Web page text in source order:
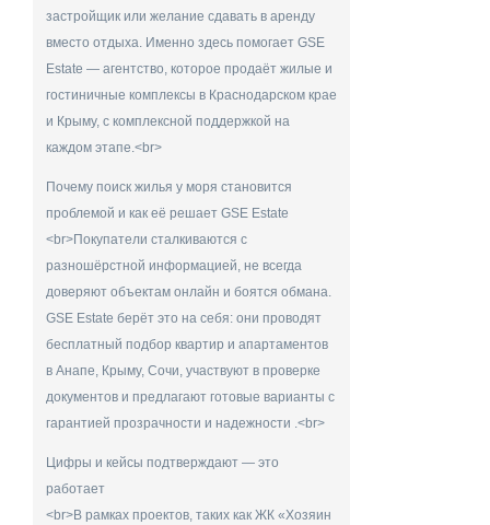
застройщик или желание сдавать в аренду
вместо отдыха. Именно здесь помогает GSE
Estate — агентство, которое продаёт жилые и
гостиничные комплексы в Краснодарском крае
и Крыму, с комплексной поддержкой на
каждом этапе.<br>
Почему поиск жилья у моря становится
проблемой и как её решает GSE Estate
<br>Покупатели сталкиваются с
разношёрстной информацией, не всегда
доверяют объектам онлайн и боятся обмана.
GSE Estate берёт это на себя: они проводят
бесплатный подбор квартир и апартаментов
в Анапе, Крыму, Сочи, участвуют в проверке
документов и предлагают готовые варианты с
гарантией прозрачности и надежности .<br>
Цифры и кейсы подтверждают — это
работает
<br>В рамках проектов, таких как ЖК «Хозяин